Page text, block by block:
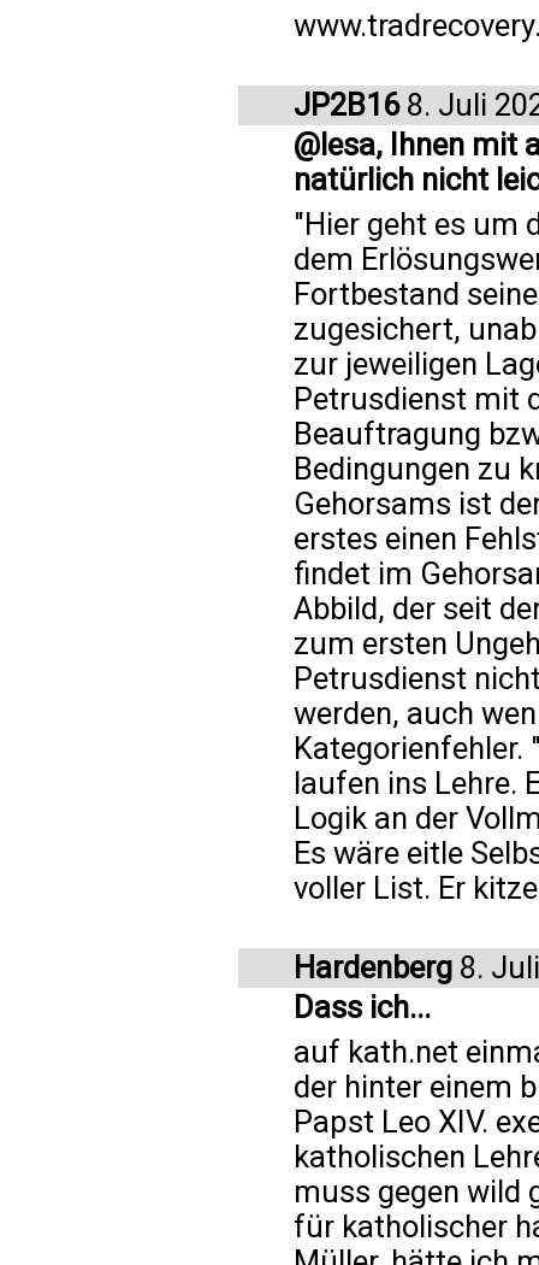
JP2B168. Juli
@lesa, Ihnen mit
natürlich nicht
"Hier geht es um
dem
Fortbestand
zugesichert,
zur jeweiligen
Petrusdienst mit
Beauftragung
Bedingungen zu
Gehorsams ist
erstes einen
findet im
Abbild, der seit
zum ersten
Petrusdienst
werden, auch
Kategorienfehler.
laufen ins Lehre.
Logik an der
Es wäre eitle
voller List. Er
Hardenberg 8.
Dass ich...
auf kath.net
der hinter einem
Papst Leo XIV.
katholischen
muss gegen wild
für katholischer